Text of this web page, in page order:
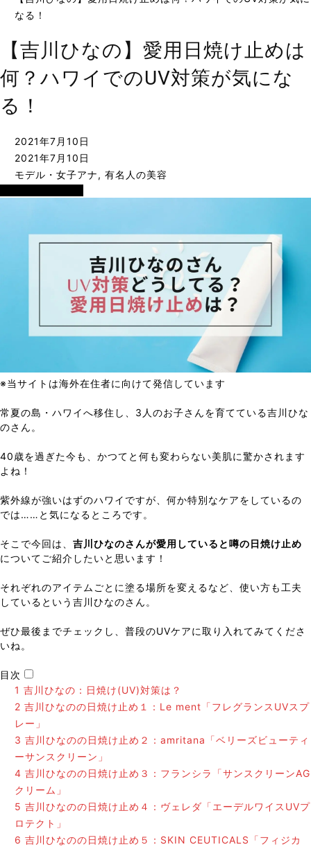
なる！
【吉川ひなの】愛用日焼け止めは
何？ハワイでのUV対策が気にな
る！
2021年7月10日
2021年7月10日
モデル・女子アナ, 有名人の美容
※当サイトは海外在住者に向けて発信しています
常夏の島・ハワイへ移住し、3人のお子さんを育てている吉川ひな
のさん。
40歳を過ぎた今も、かつてと何も変わらない美肌に驚かされます
よね！
紫外線が強いはずのハワイですが、何か特別なケアをしているの
では……と気になるところです。
そこで今回は、 吉川ひなのさんが愛用していると噂の日焼け止め
についてご紹介したいと思います！
それぞれのアイテムごとに塗る場所を変えるなど、使い方も工夫
しているという吉川ひなのさん。
ぜひ最後までチェックし、普段のUVケアに取り入れてみてくださ
いね。
目次
1 吉川ひなの：日焼け(UV)対策は？
2 吉川ひなのの日焼け止め１：Le ment「フレグランスUVスプ
レー」
3 吉川ひなのの日焼け止め２：amritana「ベリーズビューティ
ーサンスクリーン」
4 吉川ひなのの日焼け止め３：フランシラ「サンスクリーンAG
クリーム」
5 吉川ひなのの日焼け止め４：ヴェレダ「エーデルワイスUVプ
ロテクト」
6 吉川ひなのの日焼け止め５：SKIN CEUTICALS「フィジカ